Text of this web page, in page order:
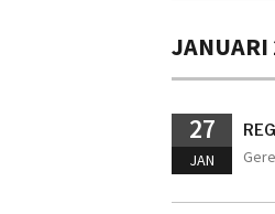
JANUARI
27
JAN